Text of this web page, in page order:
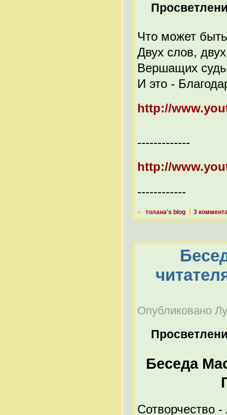
Что может
Двух слов,
Вершащих
И это -
http://
-------------
http://
------------
» толана's blog 3
Опубликовано
Беседа
Сотворчество -